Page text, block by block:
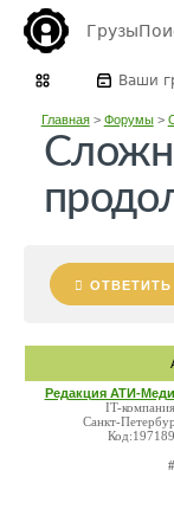
Грузы
Ваши
Главная> Форумы>
ОТВЕТИТЬ
Редакция АТИ-
IT-компания ,
Санкт-